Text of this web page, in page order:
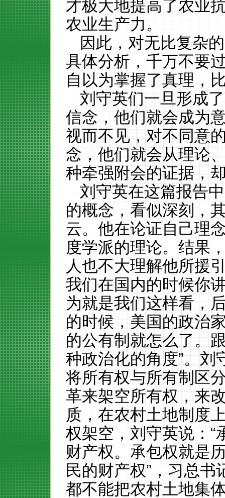
才极大地提高了农业
农业生产力。
因此，对无比复杂
具体分析，千万不要
自以为掌握了真理，
刘守英们一旦形成
信念，他们就会成为
视而不见，对不同意
念，他们就会从理论
种牵强附会的证据，
刘守英在这篇报告
的概念，看似深刻，
云。他在论证自己理
度学派的理论。结果
人也不大理解他所援
我们在国内的时候你
为就是我们这样看，
的时候，美国的政治
的公有制就怎么了。
种政治化的角度”。刘
将所有权与所有制区
革来架空所有权，来
质，在农村土地制度
权架空，刘守英说：“
财产权。承包权就是
民的财产权”，习总书
都不能把农村土地集